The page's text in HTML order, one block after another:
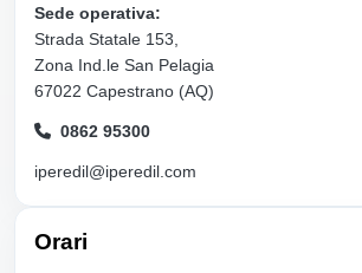
Sede operativa:
Strada Statale 153,
Zona Ind.le San Pelagia
67022 Capestrano (AQ)
0862 95300
iperedil@iperedil.com
Orari